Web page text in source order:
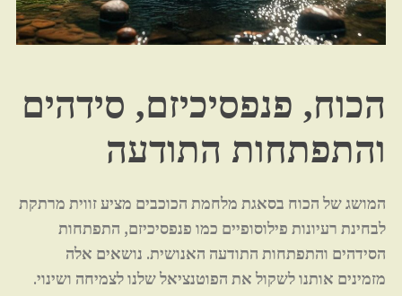
הכוח, פנפסיכיזם, סידהים
והתפתחות התודעה
המושג של הכוח בסאגת מלחמת הכוכבים מציע זווית מרתקת
לבחינת רעיונות פילוסופיים כמו פנפסיכיזם, התפתחות
הסידהים והתפתחות התודעה האנושית. נושאים אלה
מזמינים אותנו לשקול את הפוטנציאל שלנו לצמיחה ושינוי.